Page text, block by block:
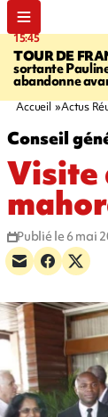
15:45
TOUR DE
sortante
abandonne
Accueil Actus
Conseil
Visite
Publié le 6 mai